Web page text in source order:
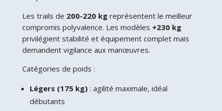
Les trails de 200-220 kgreprésentent le meilleur
compromis polyvalence. Les modèles +230 kg
privilégient stabilité et équipement complet mais
demandent vigilance aux manœuvres.
Catégories de poids :
Légers (175 kg): agilité maximale, idéal
débutants